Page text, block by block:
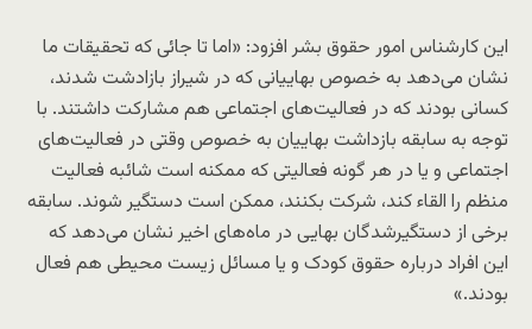
این کارشناس امور حقوق بشر افزود: «اما تا جائی‌ که تحقیقات ما
نشان می‌دهد به خصوص بهاییانی که در شیراز بازادشت شدند،
کسانی بودند که در فعالیت‌های اجتماعی هم مشارکت داشتند. با
توجه به سابقه بازداشت بهاییان به خصوص وقتی در فعالیت‌های
اجتماعی و یا در هر گونه فعالیتی که ممکنه است شائبه فعالیت
منظم را القاء کند، شرکت بکنند، ممکن است دستگیر شوند. سابقه
برخی از دستگیرشدگان بهایی در ماه‌های اخیر نشان می‌دهد که
این افراد درباره حقوق کودک و یا مسائل زیست محیطی هم فعال
بودند.»